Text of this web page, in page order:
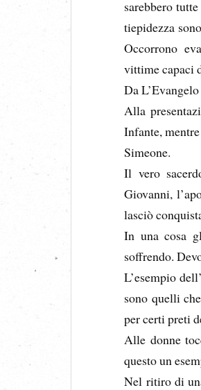
sarebbero
tiepidezza
Occorrono
vittime capaci
Da
Alla
Infante,
Simeone.
Il vero
Giovanni,
lasciò
In una cosa
soffrendo.
L’esempio
sono quelli
per certi preti
Alle donne
questo un
Nel ritiro di